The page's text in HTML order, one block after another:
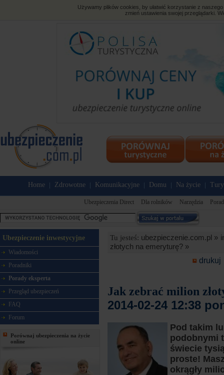
Używamy plików cookies, by ułatwić korzystanie z
zmień ustawienia swojej przeglądarki.
Home Zdrowotne Komunikacyjne Domu Na życie
Ubezpieczenia Direct Dla rolników Narzędzia
Ubezpieczenie inwestycyjne
Wiadomości
Poradniki
Porady eksperta
Przegląd ubezpieczeń
FAQ
Forum
Porównaj ubezpieczenia na życie
online
Tu jesteś: ubezpieczenie.com.pl »
złotych na emeryturę? »
drukuj
Jak zebrać milion
2014-02-24 12:38
Pod takim
podobnymi
świecie
proste!
okrągły